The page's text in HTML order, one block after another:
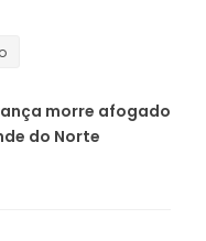
morre afogado
do Norte